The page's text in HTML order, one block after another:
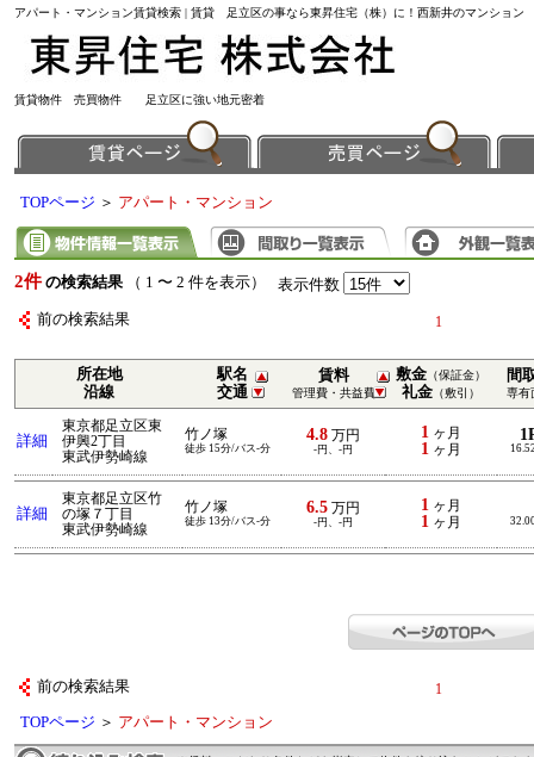
アパート・マンション賃貸検索 | 賃貸 足立区の事なら東昇住宅（株）に！西新井のマンシ
賃貸物件 売買物件 足立区に強い地元密着
TOPページ ＞ アパート・マンション
2件 の検索結果 （ 1 〜 2 件を表示） 表示件数
前の検索結果 1
所在地
沿線
駅名
交通
賃料
管理費・共益費
敷金 （保証金）
礼金 （敷引）
間
専有
詳細
東京都足立区東
伊興2丁目
東武伊勢崎線
竹ノ塚
徒歩 15分/バス-分
4.8 万円
-円、-円
1 ヶ月
1 ヶ月
詳細
東京都足立区竹
の塚７丁目
東武伊勢崎線
竹ノ塚
徒歩 13分/バス-分
6.5 万円
-円、-円
1 ヶ月
1 ヶ月
前の検索結果 1
TOPページ ＞ アパート・マンション